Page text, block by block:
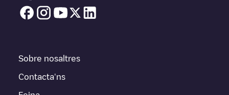
Sobre nosaltres
Contacta'ns